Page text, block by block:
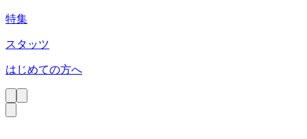
特集
スタッツ
はじめての方へ